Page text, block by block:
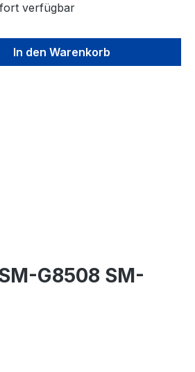
verfügbar
gewünschten Wert
In den Warenkorb
G8508 SM-